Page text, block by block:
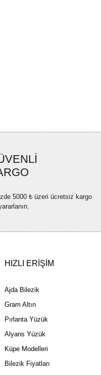
5000 ₺ üzeri ücretsiz kargo
HIZLI ERİŞİM
Ajda Bilezik
Gram Altın
Pırlanta Yüzük
Alyans Yüzük
Küpe Modelleri
Bilezik Fiyatları